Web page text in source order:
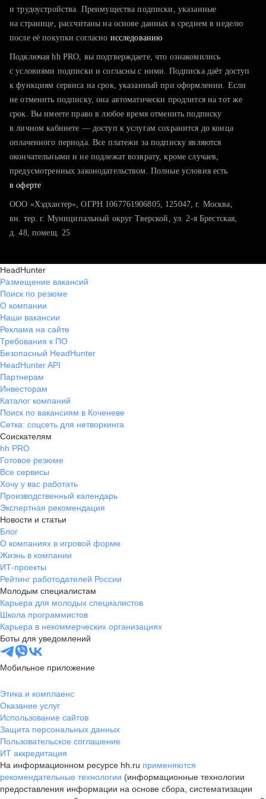
тратите много времени на поиск и вручную поднимаете
хотите сравнить себя с конкурентами и оценить шансы
и трудоустройства. Преимущества подписки, указанные
на странице, рассчитаны на основе данных в среднем в неделю
после её покупки согласно исследованию
Подключая hh PRO, вы подтверждаете, что ознакомились
с условиями подписки и согласны с ними. Подписка даёт доступ
к функциям сервиса на срок, указанный при оформлении. Если
не отменить подписку, она автоматически продлится на тот же
срок. Вы имеете право в любое время отменить подписку
в личном кабинете — доступ к услугам сохранится до конца
оплаченного периода. Все платежи за подписку являются
окончательными и не подлежат возврату, кроме случаев,
предусмотренных законодательством. Полные условия есть
в оферте
ООО «Хэдхантер», ОГРН 1067761906805, 125047, г. Москва,
вн. тер. г. Муниципальный округ Тверской, ул. 2-я Брестская,
д. 48, помещ. 25
HeadHunter
Размещение вакансий
Поиск по резюме
О компании
Наши вакансии
Реклама на сайте
Требования к ПО
Безопасный HeadHunter
HeadHunter API
Партнерам
Инвесторам
Каталог компаний
Поиск по вакансиям в Коченеве
Сетка: соцсеть для нетворкинга
Соискателям
hh PRO
Готовое резюме
Все сервисы
Хочу у вас работать
Производственный календарь
Экспертная рекомендация
Новости и статьи
Блог
О компаниях в игровой форме
Жизнь в компании
ИТ-проекты
Рейтинг работодателей России
Молодым специалистам
Карьера для молодых специалистов
Школа программистов
Карьера в некоммерческих организациях
Боты для уведомлений
Мобильное приложение
Этика и комплаенс
Оказание услуг
Использование сайтов
Защита персональных данных
Пользовательское соглашение
ИТ аккредитация
На информационном ресурсе hh.ru применяются
рекомендательные технологии (информационные технологии
предоставления информации на основе сбора, систематизации